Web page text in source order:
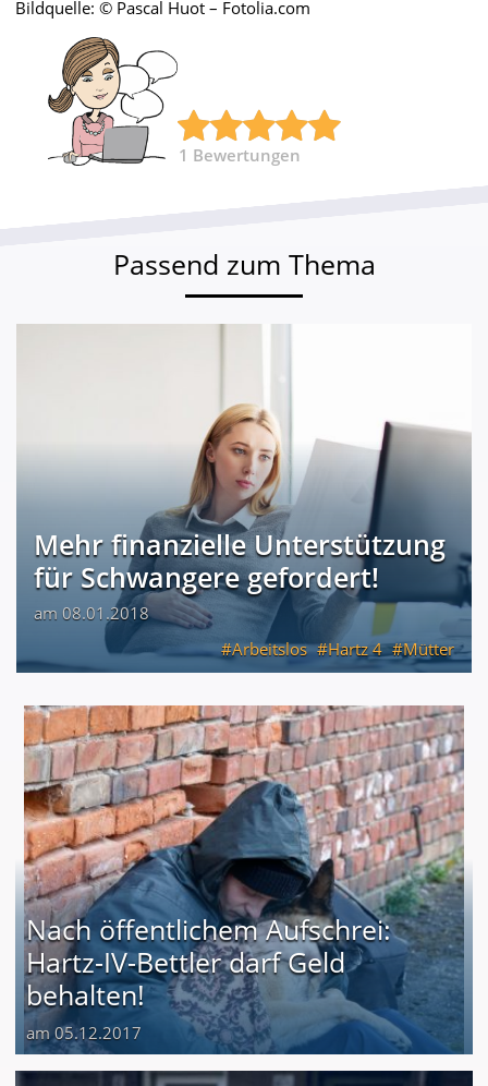
Bildquelle: © Pascal Huot – Fotolia.com
1 Bewertungen
Passend zum Thema
Mehr finanzielle Unterstützung
für Schwangere gefordert!
am 08.01.2018
Arbeitslos
Hartz 4 Mütter
Nach öffentlichem Aufschrei:
Hartz-IV-Bettler darf Geld
behalten!
am 05.12.2017